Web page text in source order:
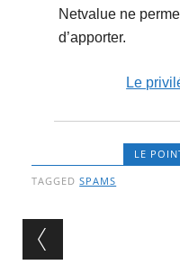
Netvalue ne
d’apporter.
Le
LE
TAGGEDSPAMS
Post